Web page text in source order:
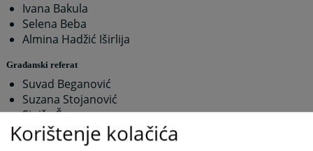
Ivana Bakula
Selena Beba
Almina Hadžić Iširlija
Građanski referat
Suvad Beganović
Suzana Stojanović
Siniša Šarenac
Korištenje kolačića